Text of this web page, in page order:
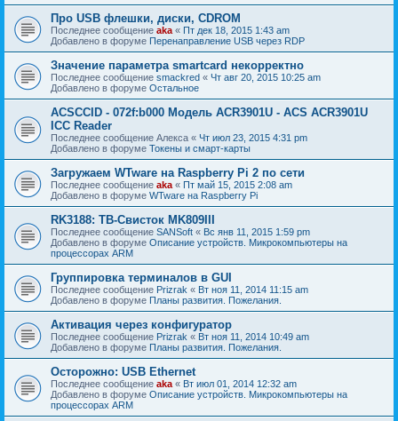
Про USB флешки, диски, CDROM
Последнее сообщение aka « Пт дек 18, 2015 1:43 am
Добавлено в форуме Перенаправление USB через RDP
Значение параметра smartcard некорректно
Последнее сообщение smackred « Чт авг 20, 2015 10:25 am
Добавлено в форуме Остальное
ACSCCID - 072f:b000 Модель ACR3901U - ACS ACR3901U
ICC Reader
Последнее сообщение Алекса « Чт июл 23, 2015 4:31 pm
Добавлено в форуме Токены и смарт-карты
Загружаем WTware на Raspberry Pi 2 по сети
Последнее сообщение aka « Пт май 15, 2015 2:08 am
Добавлено в форуме WTware на Raspberry Pi
RK3188: ТВ-Свисток MK809III
Последнее сообщение SANSoft « Вс янв 11, 2015 1:59 pm
Добавлено в форуме Описание устройств. Микрокомпьютеры на
процессорах ARM
Группировка терминалов в GUI
Последнее сообщение Prizrak « Вт ноя 11, 2014 11:15 am
Добавлено в форуме Планы развития. Пожелания.
Активация через конфигуратор
Последнее сообщение Prizrak « Вт ноя 11, 2014 10:49 am
Добавлено в форуме Планы развития. Пожелания.
Осторожно: USB Ethernet
Последнее сообщение aka « Вт июл 01, 2014 12:32 am
Добавлено в форуме Описание устройств. Микрокомпьютеры на
процессорах ARM